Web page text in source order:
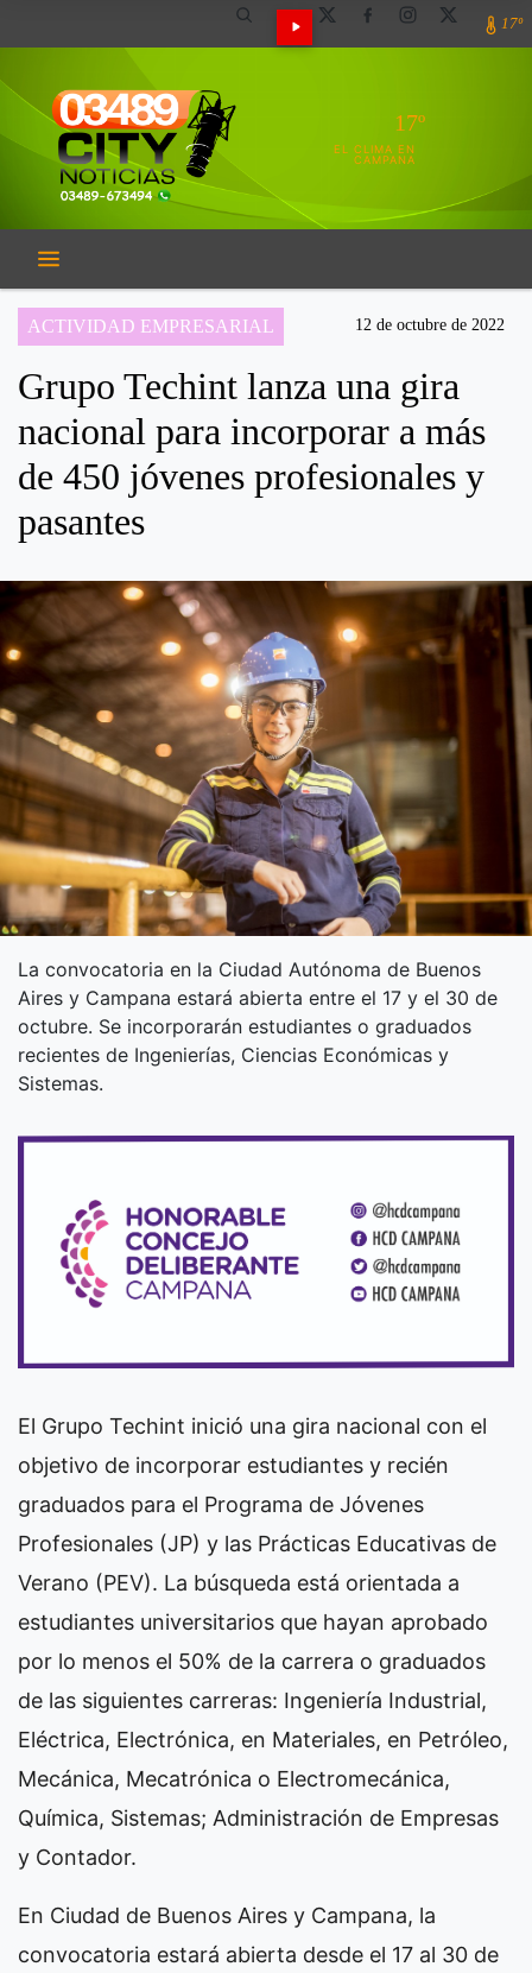
17º
17º
EL CLIMA EN
CAMPANA
ACTIVIDAD EMPRESARIAL 12 de octubre de 2022
Grupo Techint lanza una gira
nacional para incorporar a más
de 450 jóvenes profesionales y
pasantes
La convocatoria en la Ciudad Autónoma de Buenos
Aires y Campana estará abierta entre el 17 y el 30 de
octubre. Se incorporarán estudiantes o graduados
recientes de Ingenierías, Ciencias Económicas y
Sistemas.
El Grupo Techint inició una gira nacional con el
objetivo de incorporar estudiantes y recién
graduados para el Programa de Jóvenes
Profesionales (JP) y las Prácticas Educativas de
Verano (PEV). La búsqueda está orientada a
estudiantes universitarios que hayan aprobado
por lo menos el 50% de la carrera o graduados
de las siguientes carreras: Ingeniería Industrial,
Eléctrica, Electrónica, en Materiales, en Petróleo,
Mecánica, Mecatrónica o Electromecánica,
Química, Sistemas; Administración de Empresas
y Contador.
En Ciudad de Buenos Aires y Campana, la
convocatoria estará abierta desde el 17 al 30 de